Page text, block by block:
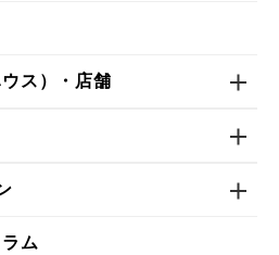
ス）・店舗
ム